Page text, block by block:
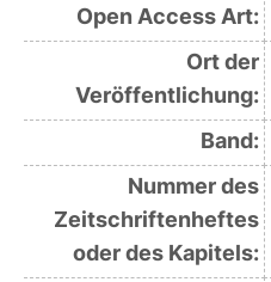
Open Access Art:
Ort der
Veröffentlichung:
Band:
Nummer des
Zeitschriftenheftes
oder des Kapitels: